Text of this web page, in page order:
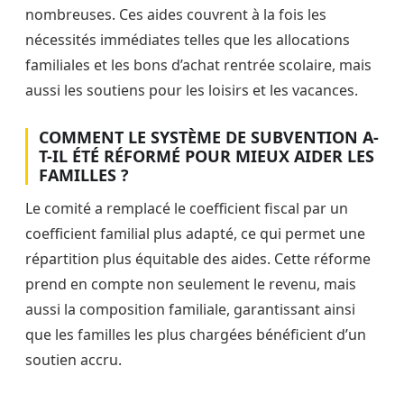
nombreuses. Ces aides couvrent à la fois les
nécessités immédiates telles que les allocations
familiales et les bons d’achat rentrée scolaire, mais
aussi les soutiens pour les loisirs et les vacances.
COMMENT LE SYSTÈME DE SUBVENTION A-
T-IL ÉTÉ RÉFORMÉ POUR MIEUX AIDER LES
FAMILLES ?
Le comité a remplacé le coefficient fiscal par un
coefficient familial plus adapté, ce qui permet une
répartition plus équitable des aides. Cette réforme
prend en compte non seulement le revenu, mais
aussi la composition familiale, garantissant ainsi
que les familles les plus chargées bénéficient d’un
soutien accru.